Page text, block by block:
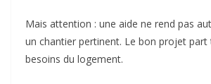
Mais attention : une aide ne rend pas
un chantier pertinent. Le bon projet
besoins du logement.